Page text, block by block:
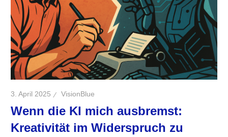
3. April 2025 VisionBlue
Wenn die KI mich ausbremst:
Kreativität im Widerspruch zu